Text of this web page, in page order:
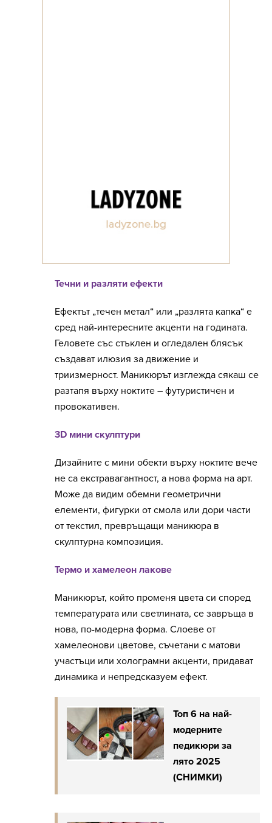
Течни и разляти ефекти
Ефектът „течен метал“ или „разлята капка“ е
сред най-интересните акценти на годината.
Геловете със стъклен и огледален блясък
създават илюзия за движение и
триизмерност. Маникюрът изглежда сякаш се
разтапя върху ноктите – футуристичен и
провокативен.
3D мини скулптури
Дизайните с мини обекти върху ноктите вече
не са екстравагантност, а нова форма на арт.
Може да видим обемни геометрични
елементи, фигурки от смола или дори части
от текстил, превръщащи маникюра в
скулптурна композиция.
Термо и хамелеон лакове
Маникюрът, който променя цвета си според
температурата или светлината, се завръща в
нова, по-модерна форма. Слоеве от
хамелеонови цветове, съчетани с матови
участъци или холограмни акценти, придават
динамика и непредсказуем ефект.
Топ 6 на най-
модерните
педикюри за
лято 2025
(СНИМКИ)